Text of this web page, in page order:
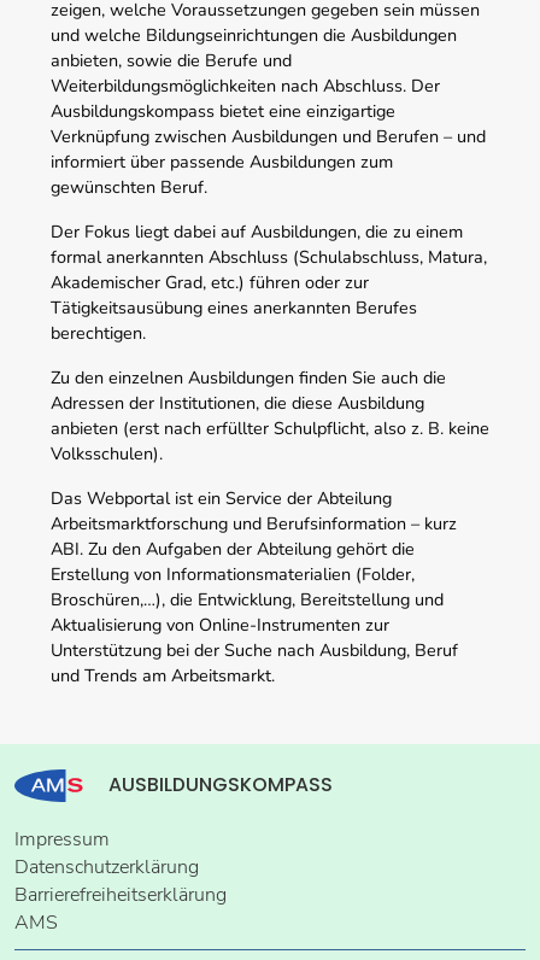
zeigen, welche Voraussetzungen gegeben sein müssen
und welche Bildungseinrichtungen die Ausbildungen
anbieten, sowie die Berufe und
Weiterbildungsmöglichkeiten nach Abschluss. Der
Ausbildungskompass bietet eine einzigartige
Verknüpfung zwischen Ausbildungen und Berufen – und
informiert über passende Ausbildungen zum
gewünschten Beruf.
Der Fokus liegt dabei auf Ausbildungen, die zu einem
formal anerkannten Abschluss (Schulabschluss, Matura,
Akademischer Grad, etc.) führen oder zur
Tätigkeitsausübung eines anerkannten Berufes
berechtigen.
Zu den einzelnen Ausbildungen finden Sie auch die
Adressen der Institutionen, die diese Ausbildung
anbieten (erst nach erfüllter Schulpflicht, also z. B. keine
Volksschulen).
Das Webportal ist ein Service der Abteilung
Arbeitsmarktforschung und Berufsinformation – kurz
ABI. Zu den Aufgaben der Abteilung gehört die
Erstellung von Informationsmaterialien (Folder,
Broschüren,…), die Entwicklung, Bereitstellung und
Aktualisierung von Online-Instrumenten zur
Unterstützung bei der Suche nach Ausbildung, Beruf
und Trends am Arbeitsmarkt.
AUSBILDUNGSKOMPASS
Impressum
Datenschutzerklärung
Barrierefreiheitserklärung
AMS